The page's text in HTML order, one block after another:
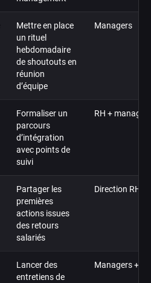
Mettre en place
un rituel
hebdomadaire
de shoutouts en
réunion
d’équipe
Managers
Formaliser un
parcours
d’intégration
avec points de
suivi
RH +
Partager les
premières
actions issues
des retours
salariés
Direction RH
Lancer des
entretiens de
Managers +